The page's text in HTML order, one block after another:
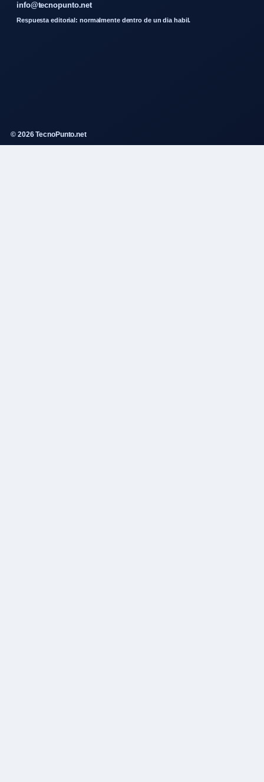
info@tecnopunto.net
Respuesta editorial: normalmente dentro de un dia habil.
© 2026 TecnoPunto.net